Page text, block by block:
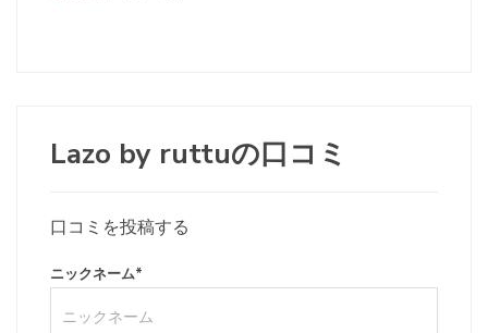
Lazo by ruttuの口コミ
口コミを投稿する
ニックネーム*